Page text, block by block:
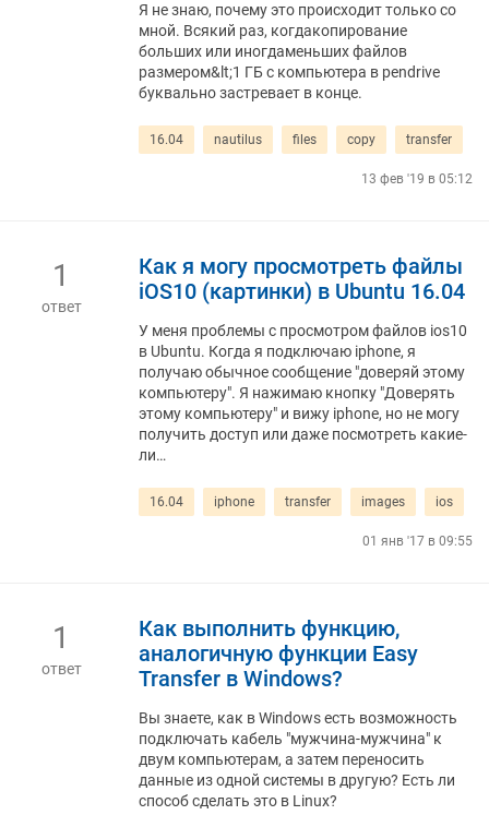
Я не знаю, почему это происходит только со
мной. Всякий раз, когдакопирование
больших или иногдаменьших файлов
размером&lt;1 ГБ с компьютера в pendrive
буквально застревает в конце.
16.04 nautilus files copy transfer
13 фев '19 в 05:12
1
ответ
Как я могу просмотреть файлы
iOS10 (картинки) в Ubuntu 16.04
У меня проблемы с просмотром файлов ios10
в Ubuntu. Когда я подключаю iphone, я
получаю обычное сообщение "доверяй этому
компьютеру". Я нажимаю кнопку "Доверять
этому компьютеру" и вижу iphone, но не могу
получить доступ или даже посмотреть какие-
ли…
16.04 iphone transfer images ios
01 янв '17 в 09:55
1
ответ
Как выполнить функцию,
аналогичную функции Easy
Transfer в Windows?
Вы знаете, как в Windows есть возможность
подключать кабель "мужчина-мужчина" к
двум компьютерам, а затем переносить
данные из одной системы в другую? Есть ли
способ сделать это в Linux?